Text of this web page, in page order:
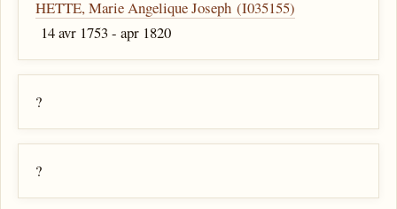
HETTE, Marie Angelique Joseph (I035155)
14 avr 1753 - apr 1820
?
?